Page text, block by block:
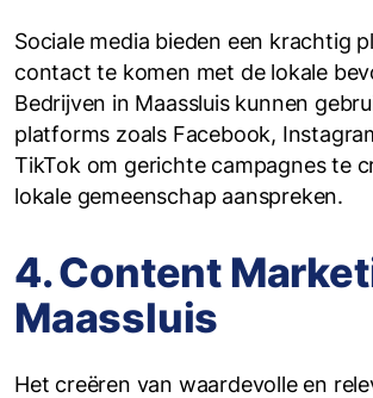
Sociale media bieden een krachtig
contact te komen met de lokale
Bedrijven in Maassluis kunnen
platforms zoals Facebook,
TikTok om gerichte campagnes te
lokale gemeenschap aanspreken.
4. Content
Maassluis
Het creëren van waardevolle en